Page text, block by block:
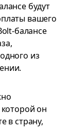
будут
вашего
балансе
из
он
в страну,